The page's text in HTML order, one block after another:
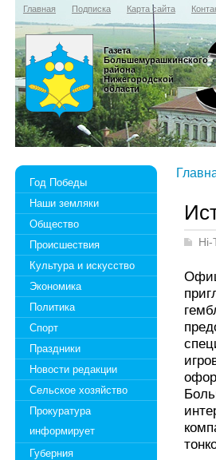
Главная Подписка Карта сайта
Газета
Большемурашкинского
района
Нижегородской
области
Год Победы
Наши земляки
Общество
Происшествия
Культура и искусство
Экономика
Политика
Спорт
Праздники
Новости редакции
Сельское хозяйство
Прокуратура
информирует
Губерния
Hi-